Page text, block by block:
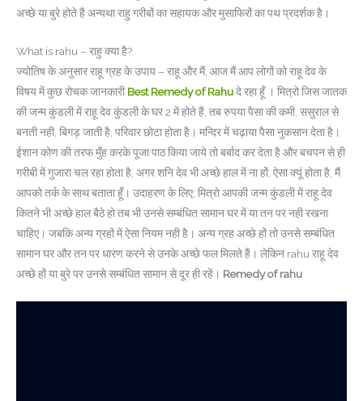
अच्छे या बुरे होते हैं अन्यथा राहु गरीबों का सहायक और मुसाफिरों का पथ प्रदर्शक है।
What is rahu – राहु क्या है?
ज्योतिष के अनुसार राहू ग्रह के उपाय – राहू और मैं, आज मैं आप लोगों को राहू देव के
विषय में कुछ रोचक जानकारी Best Remedy of Rahuदे रहा हूँ । मित्रो जिस जातक
की जन्म कुंडली में राहू देव कुंडली के घर 2 में होते हैं, तब रुपया पैसा की कमी, ससुराल से
बनती नही, बिगड़ जाती है, परिवार छोटा होता है। मन्दिर में चढ़ाया पैसा नुकसान देता है।
ईशान कोण की तरफ मुँह करके पूजा पाठ किया जाये तो बर्बाद कर देता है और बचपन से ही
गरीबी में गुजारा चल रहा होता है, अगर शनि देव भी अच्छे हाल में ना हों, ऐसा क्यूं होता है, मैं
आपको तर्क के साथ बताता हूँ। उदाहरण के लिए; मित्रो आपकी जन्म कुंडली में राहू देव
कितने भी अच्छे हाल बैठे हो तब भी उनसे सम्बंधित सामान घर में या तन पर नही रखना
चाहिए। जबकि अन्य ग्रहों में ऐसा नियम नही है। अन्य ग्रह अच्छे हों तो उनसे सम्बंधित
सामान घर और तन पर धारण करने से उनके अच्छे फल मिलते हैं। लेकिन rahu राहू देव
अच्छे हों या बुरे पर उनसे सम्बंधित सामान से दूर ही रहें। Remedy of rahu